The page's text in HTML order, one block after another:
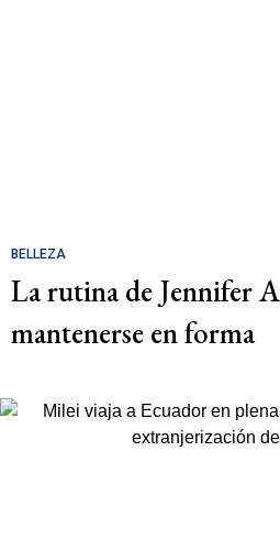
BELLEZA
La rutina de Jennifer
mantenerse en forma